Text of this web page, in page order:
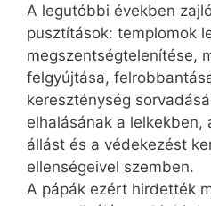
A legutóbbi években
pusztítások: templomok
megszentségtelenítése,
felgyújtása,
kereszténység
elhalásának a
állást és a védekezést
ellenségeivel szemben.
A pápák ezért hirdették